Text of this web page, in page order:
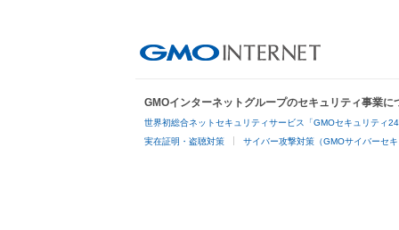
GMOインターネットグループのセキュリティ事業に
世界初総合ネットセキュリティサービス「GMOセキュリティ24
実在証明・盗聴対策 サイバー攻撃対策（GMOサイバーセキ